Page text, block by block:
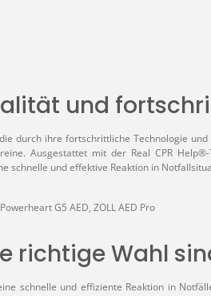
und
durch ihre fortschrittliche Technologie
Ausgestattet mit der Real CPR
schnelle und effektive Reaktion in
G5 AED, ZOLL AED Pro
richtige Wahl
schnelle und effiziente Reaktion in